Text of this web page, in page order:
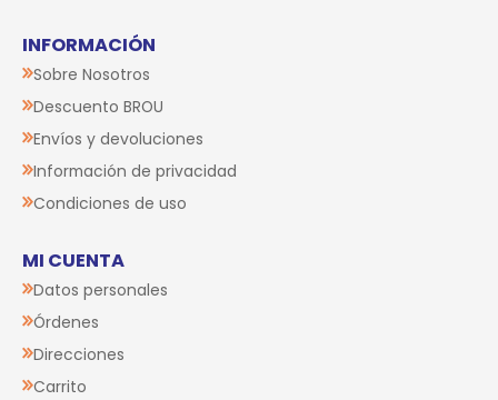
INFORMACIÓN
Sobre Nosotros
Descuento BROU
Envíos y devoluciones
Información de privacidad
Condiciones de uso
MI CUENTA
Datos personales
Órdenes
Direcciones
Carrito